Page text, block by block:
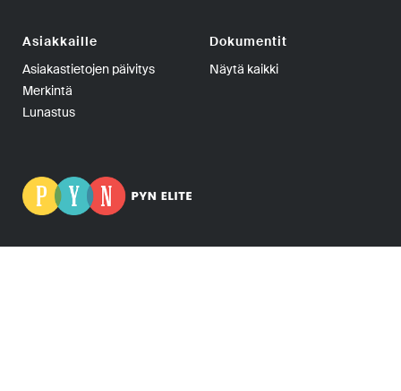
Asiakkaille
Asiakastietojen päivitys
Merkintä
Lunastus
Dokumentit
Näytä kaikki